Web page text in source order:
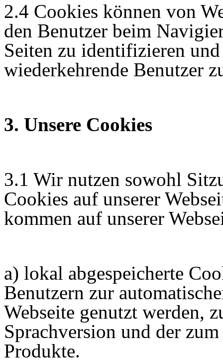
2.4 Cookies können von
den Benutzer beim
Seiten zu identifizieren
wiederkehrende Benutzer
3. Unsere Cookies
3.1 Wir nutzen sowohl
Cookies auf unserer
kommen auf unserer
a) lokal abgespeicherte
Benutzern zur
Webseite genutzt werden,
Sprachversion und der
Produkte.